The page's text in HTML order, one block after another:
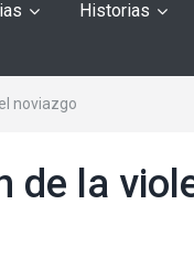
Historias
noviazgo
de la